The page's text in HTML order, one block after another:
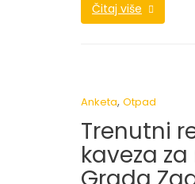
Čitaj više
Anketa, Otpad
Trenutni
kaveza